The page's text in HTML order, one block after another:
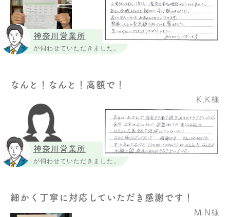
神奈川営業所
が伺わせていただきました。
神奈川営業所
が伺わせていただきました。
なんと！なんと！高額で！
K.K様
細かく丁寧に対応していただき感謝です！
M.N様